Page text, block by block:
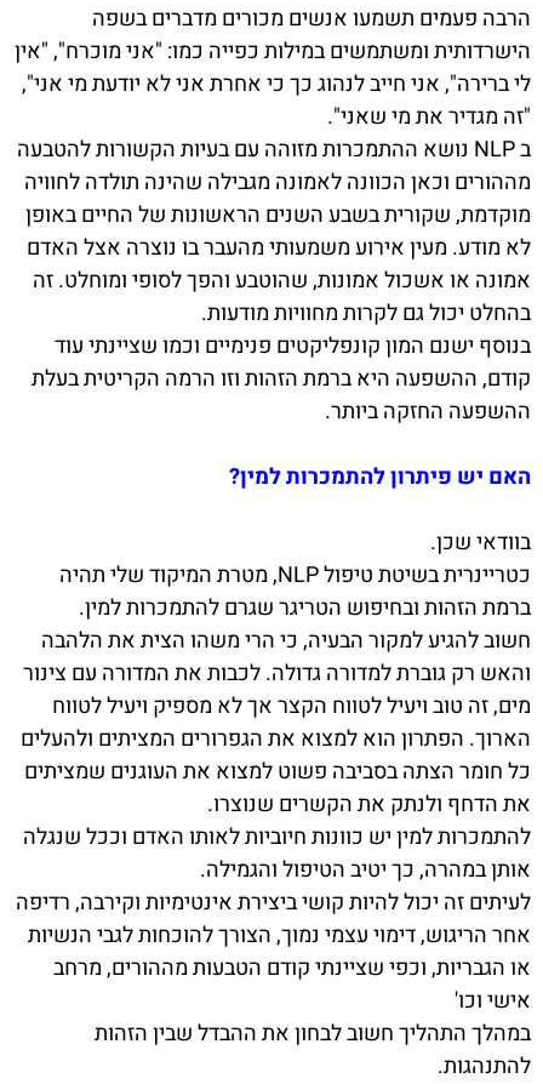
הרבה פעמים תשמעו אנשים מכורים מדברים בשפה
הישרדותית ומשתמשים במילות כפייה כמו: "אני מוכרח", "אין
לי ברירה", אני חייב לנהוג כך כי אחרת אני לא יודעת מי אני",
"זה מגדיר את מי שאני".
ב NLP נושא ההתמכרות מזוהה עם בעיות הקשורות להטבעה
מההורים וכאן הכוונה לאמונה מגבילה שהינה תולדה לחוויה
מוקדמת, שקורית בשבע השנים הראשונות של החיים באופן
לא מודע. מעין אירוע משמעותי מהעבר בו נוצרה אצל האדם
אמונה או אשכול אמונות, שהוטבע והפך לסופי ומוחלט. זה
בהחלט יכול גם לקרות מחוויות מודעות.
בנוסף ישנם המון קונפליקטים פנימיים וכמו שציינתי עוד
קודם, ההשפעה היא ברמת הזהות וזו הרמה הקריטית בעלת
ההשפעה החזקה ביותר.
האם יש פיתרון להתמכרות למין?
בוודאי שכן.
כטריינרית בשיטת טיפול NLP, מטרת המיקוד שלי תהיה
ברמת הזהות ובחיפוש הטריגר שגרם להתמכרות למין.
חשוב להגיע למקור הבעיה, כי הרי משהו הצית את הלהבה
והאש רק גוברת למדורה גדולה. לכבות את המדורה עם צינור
מים, זה טוב ויעיל לטווח הקצר אך לא מספיק ויעיל לטווח
הארוך. הפתרון הוא למצוא את הגפרורים המציתים ולהעלים
כל חומר הצתה בסביבה פשוט למצוא את העוגנים שמציתים
את הדחף ולנתק את הקשרים שנוצרו.
להתמכרות למין יש כוונות חיוביות לאותו האדם וככל שנגלה
אותן במהרה, כך יטיב הטיפול והגמילה.
לעיתים זה יכול להיות קושי ביצירת אינטימיות וקירבה, רדיפה
אחר הריגוש, דימוי עצמי נמוך, הצורך להוכחות לגבי הנשיות
או הגבריות, וכפי שציינתי קודם הטבעות מההורים, מרחב
אישי וכו'
במהלך התהליך חשוב לבחון את ההבדל שבין הזהות
להתנהגות.